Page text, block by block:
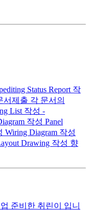
Status Report 작
서제출 각 문서의
List 작성 -
작성 Panel
Wiring Diagram 작성
Drawing 작성 향
준비한 취린이 입니